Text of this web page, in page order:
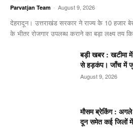
Parvatjan Team - August 9, 2026
देहरादून। उत्तराखंड सरकार ने राज्य के 10 हजार
के भीतर रोजगार उपलब्ध कराने का बड़ा लक्ष्य तय
बड़ी खबर : खटीमा
से हड़कंप। जाँच में
August 9, 2026
मौसम ब्रेकिंग : अगले
दून समेत कई जिलों